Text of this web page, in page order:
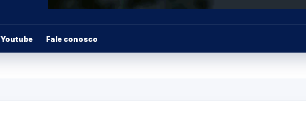
Youtube Fale conosco